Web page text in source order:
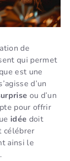
de
qui permet
est une
d’un
ou d’un
pour offrir
idée doit
célébrer
ainsi le
.